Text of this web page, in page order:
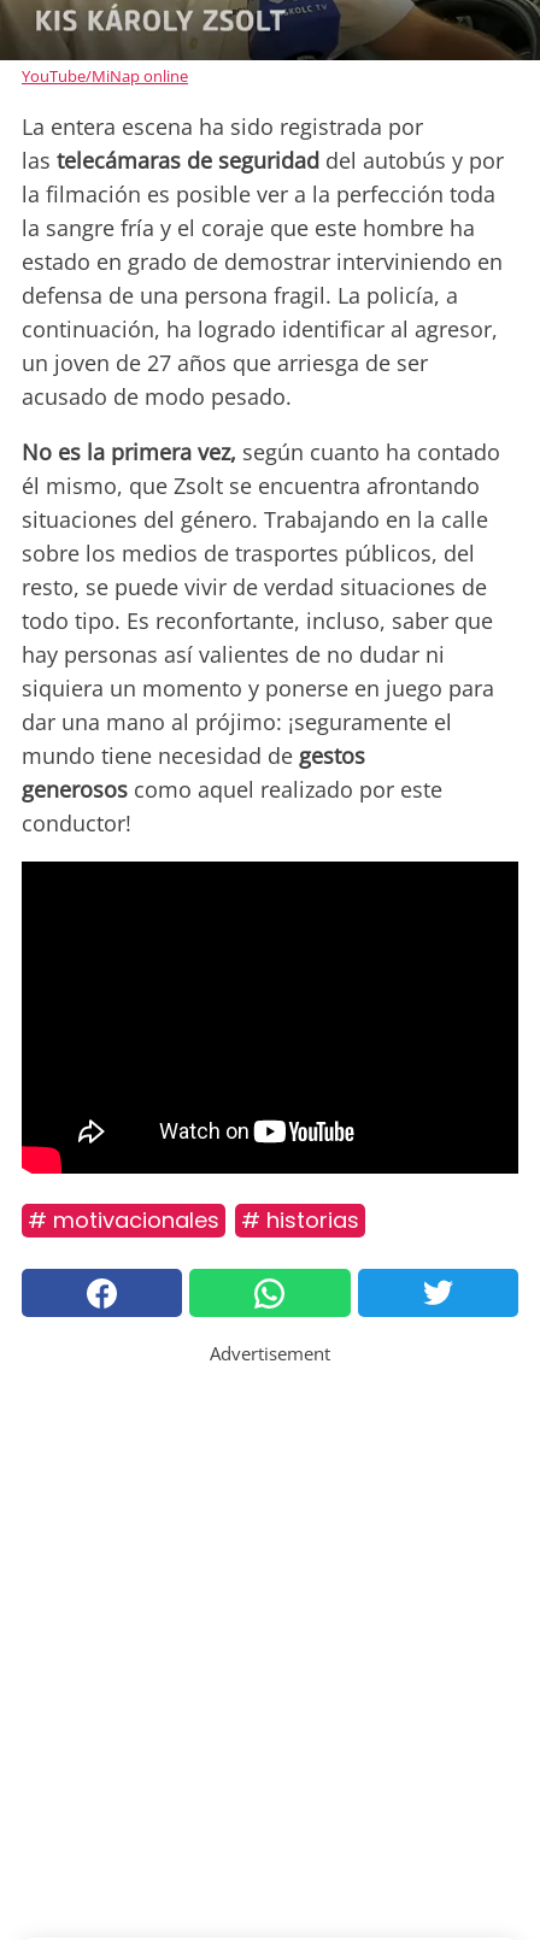
YouTube/MiNap online
La entera escena ha sido registrada por
las telecámaras de seguridad del autobús y por
la filmación es posible ver a la perfección toda
la sangre fría y el coraje que este hombre ha
estado en grado de demostrar interviniendo en
defensa de una persona fragil. La policía, a
continuación, ha logrado identificar al agresor,
un joven de 27 años que arriesga de ser
acusado de modo pesado.
No es la primera vez, según cuanto ha contado
él mismo, que Zsolt se encuentra afrontando
situaciones del género. Trabajando en la calle
sobre los medios de trasportes públicos, del
resto, se puede vivir de verdad situaciones de
todo tipo. Es reconfortante, incluso, saber que
hay personas así valientes de no dudar ni
siquiera un momento y ponerse en juego para
dar una mano al prójimo: ¡seguramente el
mundo tiene necesidad de gestos
generosos como aquel realizado por este
conductor!
# motivacionales # historias
Advertisement